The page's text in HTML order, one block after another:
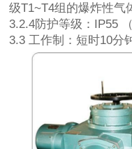
级T1~T4组的爆炸性气
3.2.4防护等级：IP55
3.3 工作制：短时10分